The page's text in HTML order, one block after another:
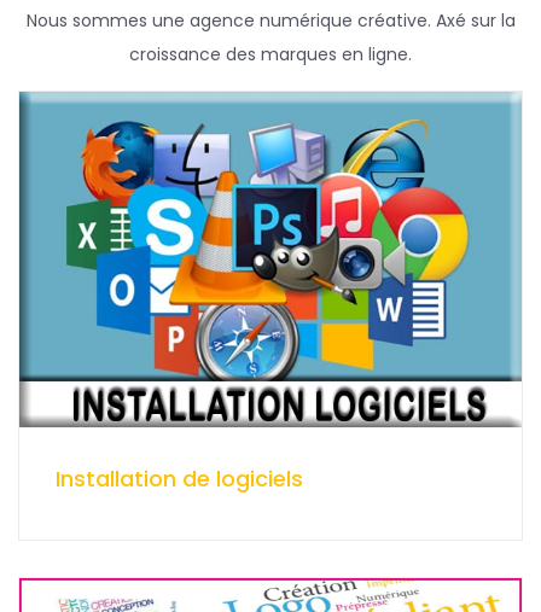
Nous sommes une agence numérique créative. Axé sur la
croissance des marques en ligne.
Installation de logiciels